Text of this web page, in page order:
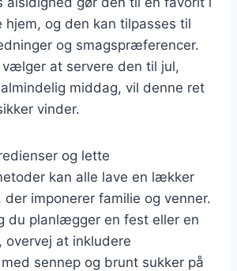
hjem, og den kan tilpasses til
og smagspræferencer.
at servere den til jul,
middag, vil denne ret
vinder.
og lette
kan alle lave en lækker
der imponerer familie og venner.
du planlægger en fest eller en
overvej at inkludere
sennep og brunt sukker på